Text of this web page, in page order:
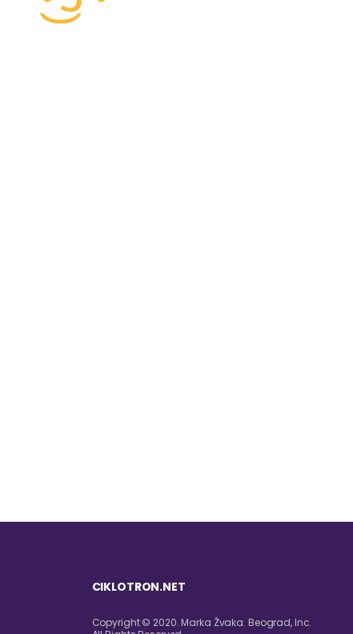
CIKLOTRON.NET
Copyright © 2020. Marka Žvaka. Beograd, Inc.